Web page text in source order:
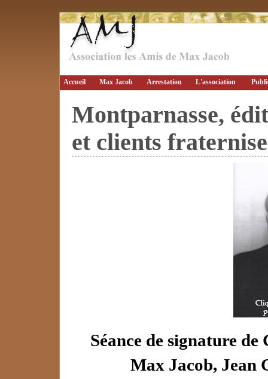
Accueil Max Jacob Arrestation L'association
Montparnasse,
et clients
Séance de signature de
Max Jacob, Jean